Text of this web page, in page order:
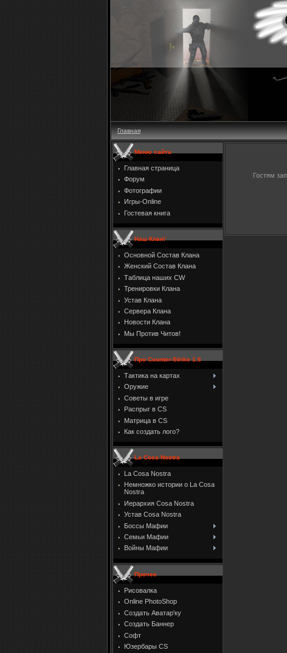
Главная
Меню сайта
Главная страница
Форум
Фотографии
Игры-Online
Гостевая книга
Наш Клан!
Основной Состав Клана
Женский Состав Клана
Таблица наших CW
Тренировки Клана
Устав Клана
Сервера Клана
Новости Клана
Мы Против Читов!
Про Counter-Strike 1.6
Тактика на картах
Оружие
Советы в игре
Распрыг в CS
Матрица в CS
Как создать лого?
La Cosa Nostra
La Cosa Nostra
Немножко истории о La Cosa
Nostra
Иерархия Cosa Nostra
Устав Cosa Nostra
Боссы Мафии
Семьи Мафии
Войны Мафии
Прочее
Рисовалка
Online PhotoShop
Создать Аватар'ку
Создать Баннер
Софт
Юзербары CS
Гостям